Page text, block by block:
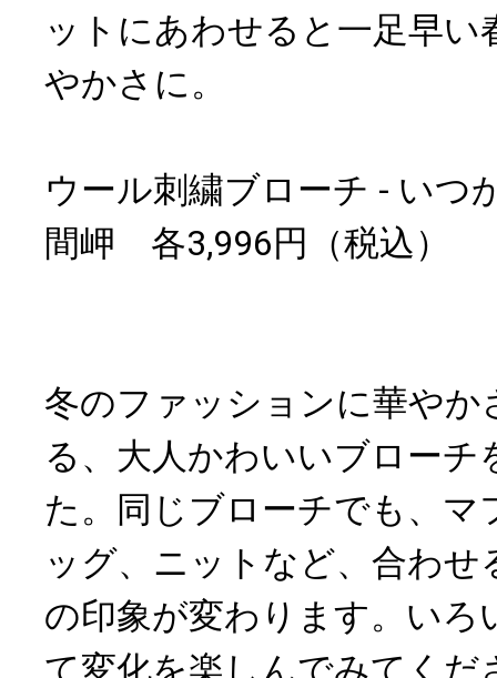
ットにあわせると一足早い
やかさに。
ウール刺繍ブローチ - いつ
間岬 各3,996円（税込）
冬のファッションに華やか
る、大人かわいいブローチ
た。同じブローチでも、マ
ッグ、ニットなど、合わ
の印象が変わります。いろ
て変化を楽しんでみてくだ